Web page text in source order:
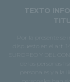
TEXTO
Por la presente
dispuesto en el art.
EUROPEO Y DEL
de las personas
personales y a la